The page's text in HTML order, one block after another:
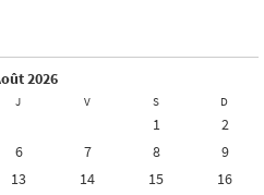
août 2026
J V S D
1
2
6 7 8
9
13 14 15
16